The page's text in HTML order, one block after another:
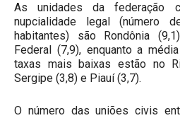
As unidades da federação
nupcialidade legal (número
habitantes) são Rondônia
Federal (7,9), enquanto a
taxas mais baixas estão no
Sergipe (3,8) e Piauí (3,7).
O número das uniões civis